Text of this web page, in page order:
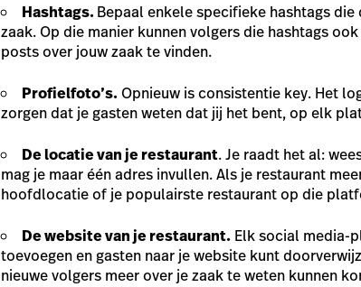
Hashtags. Bepaal enkele specifieke hashtags
zaak. Op die manier kunnen volgers die hashtags
posts over jouw zaak te vinden.
Profielfoto’s. Opnieuw is consistentie key. Het
zorgen dat je gasten weten dat jij het bent, op elk
De locatie van je restaurant. Je raadt het al:
mag je maar één adres invullen. Als je restaurant
hoofdlocatie of je populairste restaurant op die
De website van je restaurant. Elk social media-
toevoegen en gasten naar je website kunt
nieuwe volgers meer over je zaak te weten kunnen